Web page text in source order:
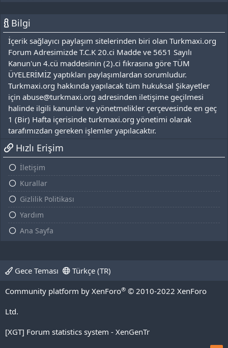
Bilgi
İçerik sağlayıcı paylaşım sitelerinden biri olan Turkmaxi.org
Forum Adresimizde T.C.K 20.ci Madde ve 5651 Sayılı
Kanun'un 4.cü maddesinin (2).ci fıkrasına göre TÜM
ÜYELERİMİZ yaptıkları paylaşımlardan sorumludur.
Turkmaxi.org hakkında yapılacak tüm hukuksal Şikayetler
için abuse@turkmaxi.org adresinden iletişime geçilmesi
halinde ilgili kanunlar ve yönetmelikler çerçevesinde en geç
1 (Bir) Hafta içerisinde turkmaxi.org yönetimi olarak
tarafımızdan gereken işlemler yapılacaktır.
Hızlı Erişim
İletişim
Kurallar
Gizlilik Politikası
Yardım
Ana Sayfa
Gece Teması
Türkçe (TR)
Community platform by XenForo® © 2010-2022 XenForo
Ltd.
[XGT] Forum statistics system - XenGenTr